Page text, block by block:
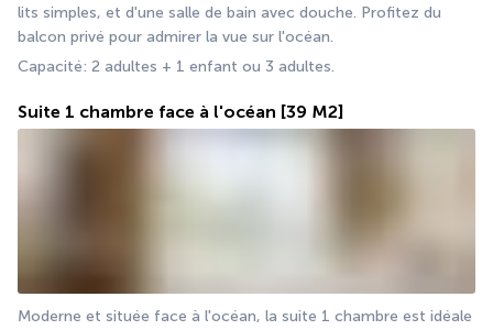
lits simples, et d'une salle de bain avec douche. Profitez du
balcon privé pour admirer la vue sur l'océan.
Capacité: 2 adultes + 1 enfant ou 3 adultes.
Suite 1 chambre face à l'océan [39 M2]
Moderne et située face à l'océan, la suite 1 chambre est idéale